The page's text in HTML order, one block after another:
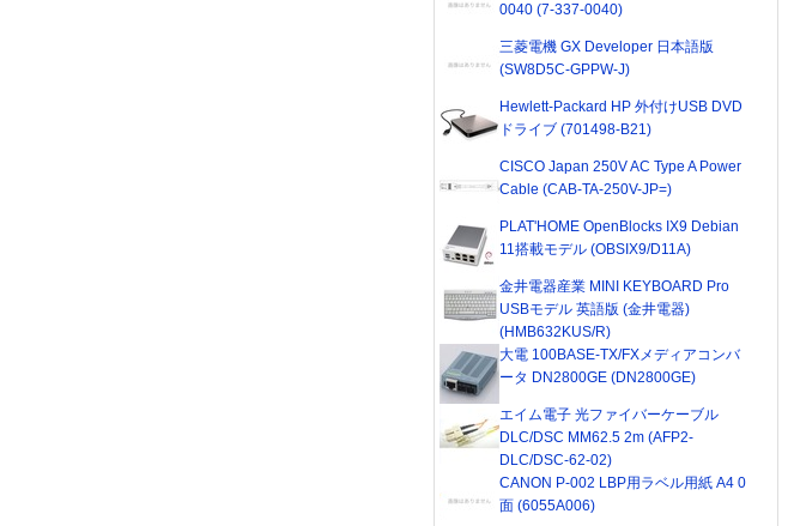
0040 (7-337-0040)
三菱電機 GX Developer 日本語版
(SW8D5C-GPPW-J)
Hewlett-Packard HP 外付けUSB DVD
ドライブ (701498-B21)
CISCO Japan 250V AC Type A Power
Cable (CAB-TA-250V-JP=)
PLAT'HOME OpenBlocks IX9 Debian
11搭載モデル (OBSIX9/D11A)
金井電器産業 MINI KEYBOARD Pro
USBモデル 英語版 (金井電器)
(HMB632KUS/R)
大電 100BASE-TX/FXメディアコンバ
ータ DN2800GE (DN2800GE)
エイム電子 光ファイバーケーブル
DLC/DSC MM62.5 2m (AFP2-
DLC/DSC-62-02)
CANON P-002 LBP用ラベル用紙 A4 0
面 (6055A006)